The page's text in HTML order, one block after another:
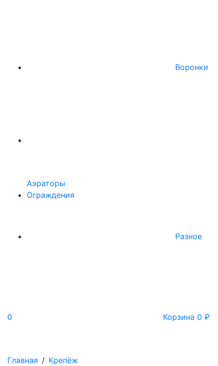
Воронки
Аэраторы
Ограждения
Разное
0 Корзина 0 ₽
Главная / Крепёж